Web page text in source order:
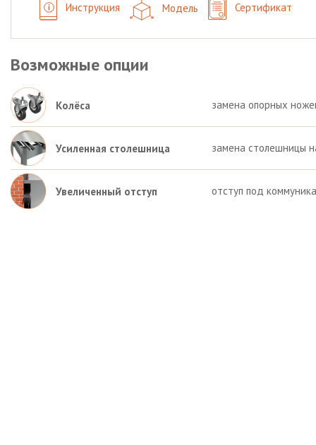
Инструкция Модель Сертификат
Возможные опции
Колёса замена опорных
Усиленная столешница замена столешницы
Увеличенный отступ отступ под